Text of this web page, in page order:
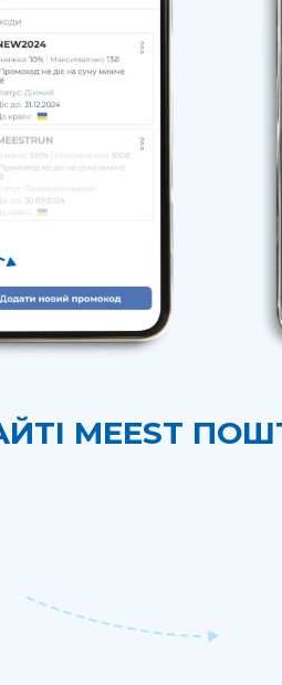
MEEST